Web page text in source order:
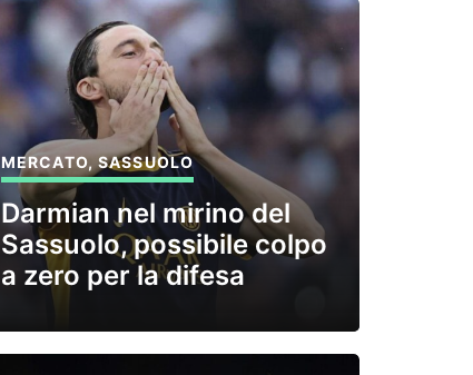
MERCATO,SASSUOLO
Darmian nel mirino del
Sassuolo, possibile colpo
a zero per la difesa